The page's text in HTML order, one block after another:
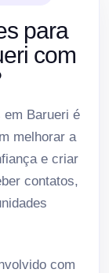
para
com
Barueri é
melhorar a
e criar
contatos,
com